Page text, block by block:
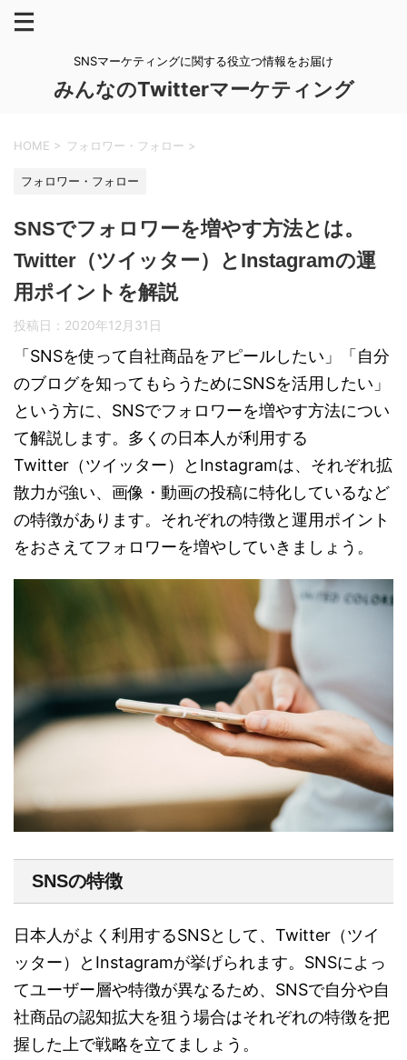
SNSマーケティングに関する役立つ情報をお届け
みんなのTwitterマーケティング
HOME > フォロワー・フォロー >
フォロワー・フォロー
SNSでフォロワーを増やす方法とは。
Twitter（ツイッター）とInstagramの運
用ポイントを解説
投稿日： 2020年12月31日
「SNSを使って自社商品をアピールしたい」「自分
のブログを知ってもらうためにSNSを活用したい」
という方に、SNSでフォロワーを増やす方法につい
て解説します。多くの日本人が利用する
Twitter（ツイッター）とInstagramは、それぞれ拡
散力が強い、画像・動画の投稿に特化しているなど
の特徴があります。それぞれの特徴と運用ポイント
をおさえてフォロワーを増やしていきましょう。
SNSの特徴
日本人がよく利用するSNSとして、Twitter（ツイ
ッター）とInstagramが挙げられます。SNSによっ
てユーザー層や特徴が異なるため、SNSで自分や自
社商品の認知拡大を狙う場合はそれぞれの特徴を把
握した上で戦略を立てましょう。